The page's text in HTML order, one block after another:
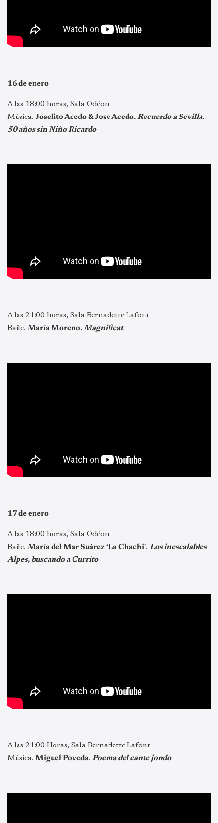
16 de enero
A las 18:00 horas, Sala Odéon
Música. Joselito Acedo & José Acedo. Recuerdo a Sevilla.
50 años sin Niño Ricardo
A las 21:00 horas, Sala Bernadette Lafont
Baile. María Moreno. Magnificat
17 de enero
A las 18:00 horas, Sala Odéon
Baile. María del Mar Suárez ‘La Chachi’. Los inescalables
Alpes, buscando a Currito
A las 21:00 Horas, Sala Bernadette Lafont
Música. Miguel Poveda. Poema del cante jondo